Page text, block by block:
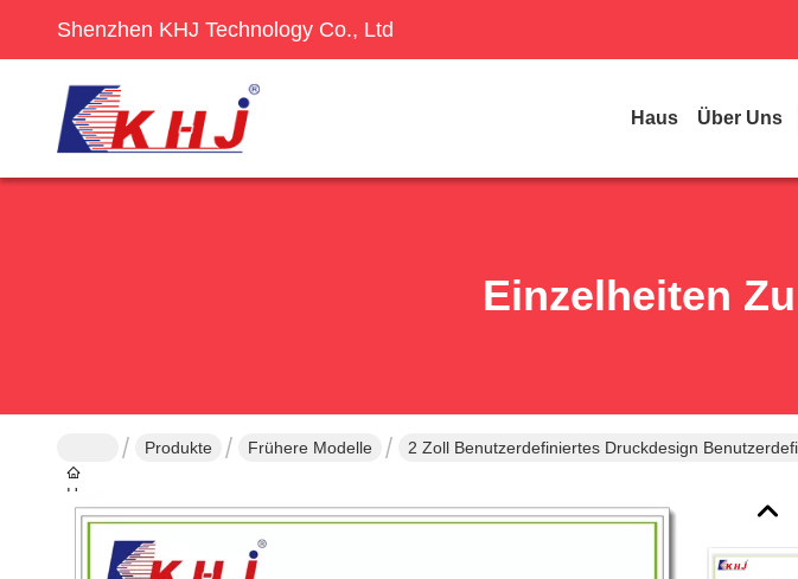
Shenzhen KHJ Technology Co., Ltd
Haus Über Uns
Einzelheiten
Haus
Produkte Frühere Modelle 2 Zoll Benutzerdefiniertes Druckdesign